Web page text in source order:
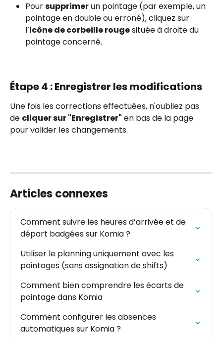
Pour supprimer un pointage (par exemple, un
pointage en double ou erroné), cliquez sur
l’icône de corbeille rouge située à droite du
pointage concerné.
Étape 4 : Enregistrer les modifications
Une fois les corrections effectuées, n'oubliez pas
de cliquer sur "Enregistrer" en bas de la page
pour valider les changements.
Articles connexes
Comment suivre les heures d’arrivée et de
départ badgées sur Komia ?
Utiliser le planning uniquement avec les
pointages (sans assignation de shifts)
Comment bien comprendre les écarts de
pointage dans Komia
Comment configurer les absences
automatiques sur Komia ?